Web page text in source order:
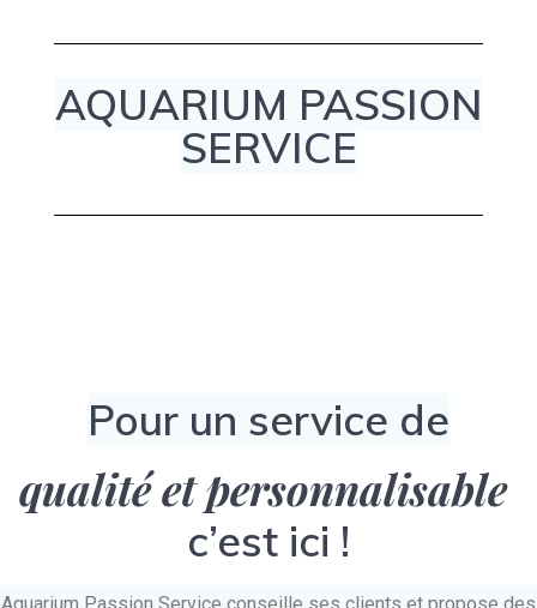
AQUARIUM PASSION
SERVICE
Pour un service de
qualité et personnalisable
c’est ici !
Aquarium Passion Service conseille ses clients et propose des